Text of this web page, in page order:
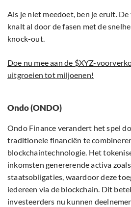
Als je niet meedoet, ben je eruit.
knalt al door de fasen met de
knock-out.
Doe nu mee aan de $XYZ-
uitgroeien tot miljoenen!
Ondo (ONDO)
Ondo Finance verandert het spel
traditionele financiën te
blockchaintechnologie. Het
inkomsten genererende activa
staatsobligaties, waardoor deze
iedereen via de blockchain. Dit
investeerders nu kunnen